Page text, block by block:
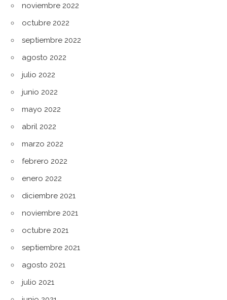
noviembre 2022
octubre 2022
septiembre 2022
agosto 2022
julio 2022
junio 2022
mayo 2022
abril 2022
marzo 2022
febrero 2022
enero 2022
diciembre 2021
noviembre 2021
octubre 2021
septiembre 2021
agosto 2021
julio 2021